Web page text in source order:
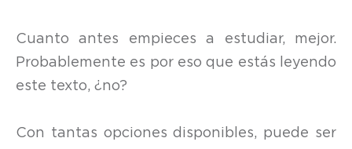
Cuanto antes empieces a estudiar, mejor.
Probablemente es por eso que estás leyendo
este texto, ¿no?
Con tantas opciones disponibles, puede ser